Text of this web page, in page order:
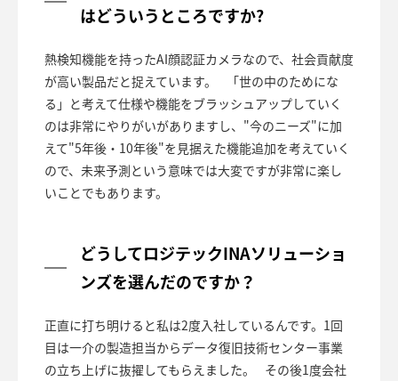
はどういうところですか?
熱検知機能を持ったAI顔認証カメラなので、社会貢献度
が高い製品だと捉えています。 「世の中のためにな
る」と考えて仕様や機能をブラッシュアップしていく
のは非常にやりがいがありますし、"今のニーズ"に加
えて"5年後・10年後"を見据えた機能追加を考えていく
ので、未来予測という意味では大変ですが非常に楽し
いことでもあります。
どうしてロジテックINAソリューショ
ンズを選んだのですか？
正直に打ち明けると私は2度入社しているんです。1回
目は一介の製造担当からデータ復旧技術センター事業
の立ち上げに抜擢してもらえました。 その後1度会社